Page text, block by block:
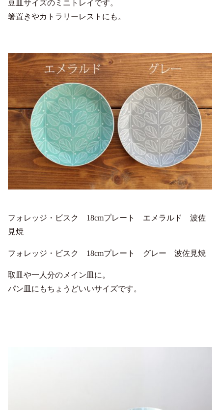
豆皿サイズのミニトレイです。
箸置きやカトラリーレストにも。
フォレッジ・ビスク 18cmプレート エメラルド 波佐
見焼
フォレッジ・ビスク 18cmプレート グレー 波佐見焼
取皿や一人分のメイン皿に。
パン皿にもちょうどいいサイズです。